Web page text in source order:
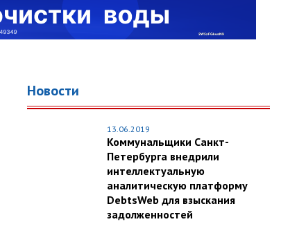
Новости
13.06.2019
Коммунальщики Санкт-
Петербурга внедрили
интеллектуальную
аналитическую платформу
DebtsWeb для взыскания
задолженностей